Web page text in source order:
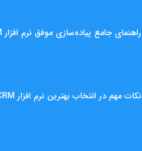
راهنمای جامع پیاده‌سازی موفق نرم افزار CRM در سازمان‌ها
نکات مهم در انتخاب بهترین نرم افزار CRM